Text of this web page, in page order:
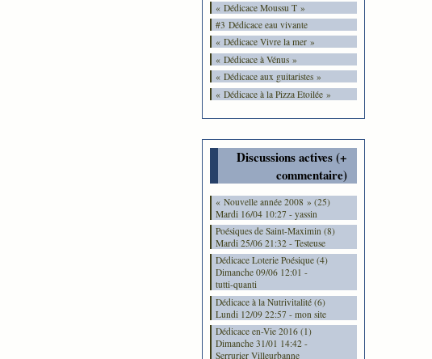
« Dédicace Moussu T »
#3 Dédicace eau vivante
« Dédicace Vivre la mer »
« Dédicace à Vénus »
« Dédicace aux guitaristes »
« Dédicace à la Pizza Etoilée »
Discussions actives (+
commentaire)
« Nouvelle année 2008 » (25)
Mardi 16/04 10:27 - yassin
Poésiques de Saint-Maximin (8)
Mardi 25/06 21:32 - Testeuse
Dédicace Loterie Poésique (4)
Dimanche 09/06 12:01 -
tutti-quanti
Dédicace à la Nutrivitalité (6)
Lundi 12/09 22:57 - mon site
Dédicace en-Vie 2016 (1)
Dimanche 31/01 14:42 -
Serrurier Villeurbanne